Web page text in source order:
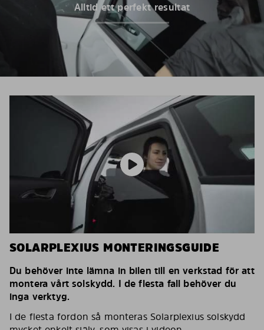
Alltid ett perfekt resultat
SOLARPLEXIUS MONTERINGSGUIDE
Du behöver inte lämna in bilen till en verkstad för att
montera vårt solskydd. I de flesta fall behöver du
inga verktyg.
I de flesta fordon så monteras Solarplexius solskydd